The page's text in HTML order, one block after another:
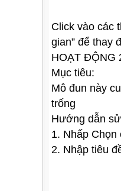
Click vào các
gian” để thay
HOẠT ĐỘNG
Mục tiêu:
Mô đun này
trống
Hướng dẫn
1. Nhấp
2. Nhập tiêu